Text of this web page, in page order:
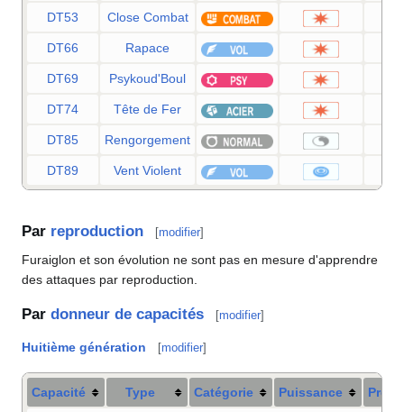
DT53 Close Combat
DT66 Rapace
DT69 Psykoud'Boul
DT74 Tête de Fer
DT85 Rengorgement
DT89 Vent Violent
Par reproduction [modifier]
Furaiglon et son évolution ne sont pas en mesure d'apprendre
des attaques par reproduction.
Par donneur de capacités [modifier]
Huitième génération [modifier]
Capacité Type Catégorie Puissance